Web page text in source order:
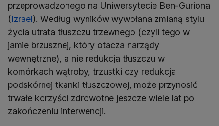
przeprowadzonego na Uniwersytecie Ben-Guriona
(Izrael). Według wyników wywołana zmianą stylu
życia utrata tłuszczu trzewnego (czyli tego w
jamie brzusznej, który otacza narządy
wewnętrzne), a nie redukcja tłuszczu w
komórkach wątroby, trzustki czy redukcja
podskórnej tkanki tłuszczowej, może przynosić
trwałe korzyści zdrowotne jeszcze wiele lat po
zakończeniu interwencji.